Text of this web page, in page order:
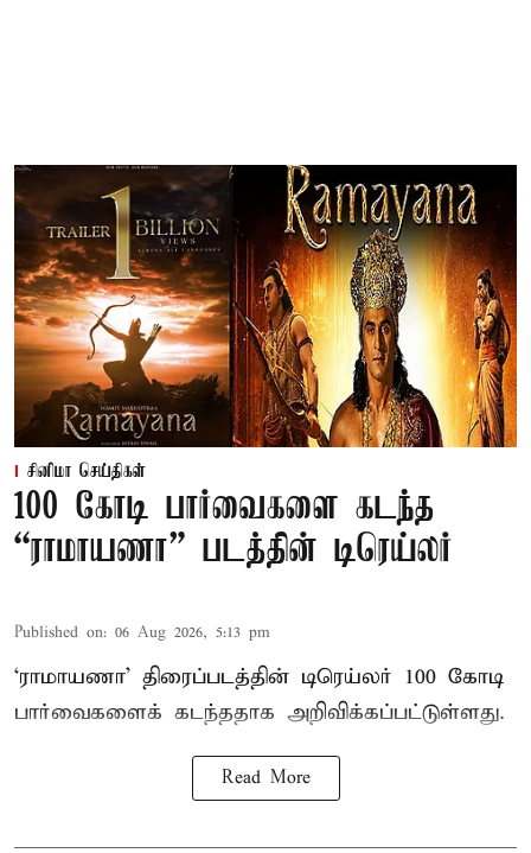
சினிமா செய்திகள்
100 கோடி பார்வைகளை கடந்த
“ராமாயணா” படத்தின் டிரெய்லர்
Published on: 06 Aug 2026, 5:13 pm
‘ராமாயணா’ திரைப்படத்தின் டிரெய்லர் 100 கோடி
பார்வைகளைக் கடந்ததாக அறிவிக்கப்பட்டுள்ளது.
Read More